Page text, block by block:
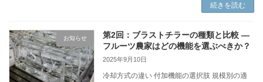
続きを読む
お知らせ
第2回：ブラストチラーの種類と比較 ―
フルーツ農家はどの機能を選ぶべきか？
2025年9月10日
冷却方式の違い 付加機能の選択肢 規模別の適